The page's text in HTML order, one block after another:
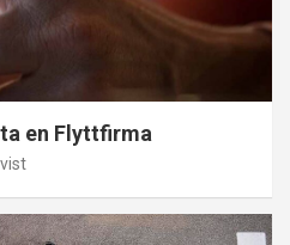
en Flyttfirma